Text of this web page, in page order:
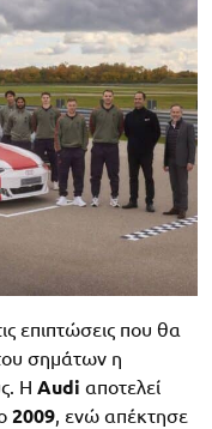
επιπτώσεις που θα
σημάτων η
Η Audi αποτελεί
2009, ενώ απέκτησε